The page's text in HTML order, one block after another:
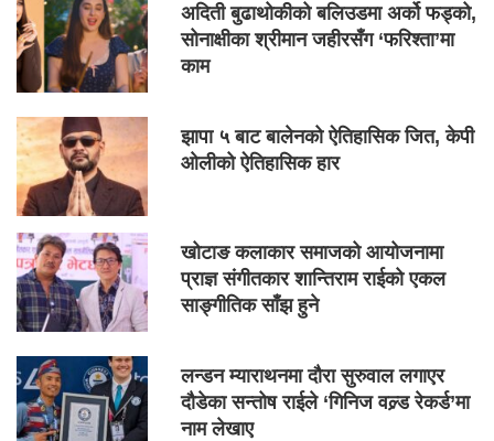
अदिती बुढाथोकीको बलिउडमा अर्को फड्को,
सोनाक्षीका श्रीमान जहीरसँग ‘फरिश्ता’मा
काम
झापा ५ बाट बालेनको ऐतिहासिक जित, केपी
ओलीको ऐतिहासिक हार
खोटाङ कलाकार समाजको आयोजनामा
प्राज्ञ संगीतकार शान्तिराम राईको एकल
साङ्गीतिक साँझ हुने
लन्डन म्याराथनमा दौरा सुरुवाल लगाएर
दौडेका सन्तोष राईले ‘गिनिज वल्र्ड रेकर्ड’मा
नाम लेखाए